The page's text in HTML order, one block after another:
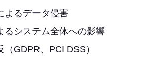
よるデータ侵害
るシステム全体への影響
GDPR、PCI DSS）